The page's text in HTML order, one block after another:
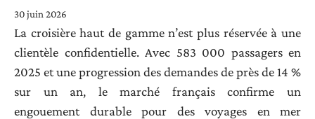
30 juin 2026
La croisière haut de gamme n’est plus réservée à une
clientèle confidentielle. Avec 583 000 passagers en
2025 et une progression des demandes de près de 14 %
sur un an, le marché français confirme un
engouement durable pour des voyages en mer